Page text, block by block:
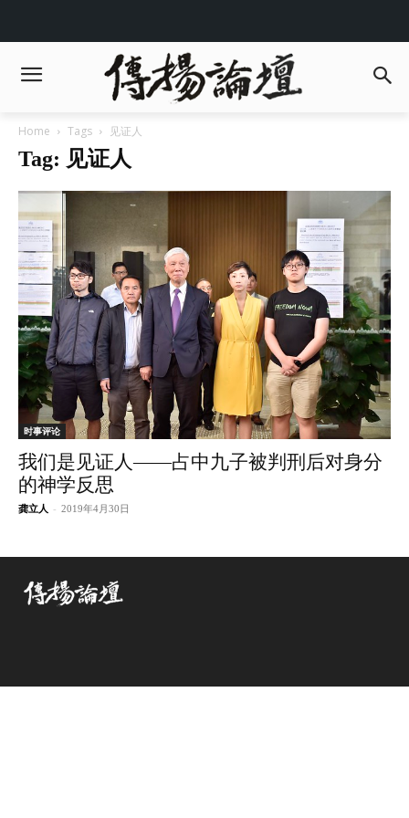
Home Tags 见证人
Tag: 见证人
时事评论
我们是见证人——占中九子被判刑后对身分
的神学反思
龚立人 - 2019年4月30日